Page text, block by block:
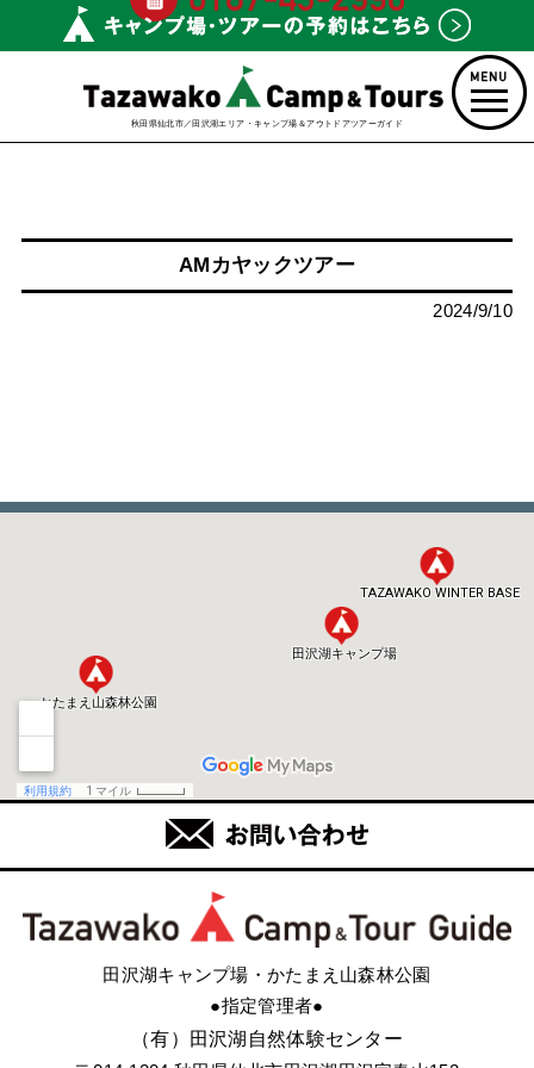
秋田県仙北市／田沢湖エリア・キャンプ場＆アウトドアツアーガイド
AMカヤックツアー
2024/9/10
田沢湖キャンプ場・かたまえ山森林公園
●指定管理者●
（有）田沢湖自然体験センター